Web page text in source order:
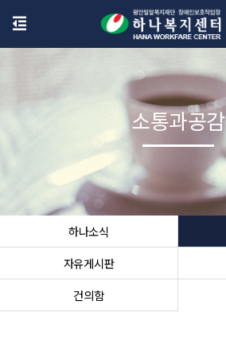
하나소식
자유게시판
건의함
소통과공감